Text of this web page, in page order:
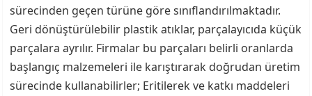
sürecinden geçen türüne göre sınıflandırılmaktadır.
Geri dönüştürülebilir plastik atıklar, parçalayıcıda küçük
parçalara ayrılır. Firmalar bu parçaları belirli oranlarda
başlangıç ​​malzemeleri ile karıştırarak doğrudan üretim
sürecinde kullanabilirler; Eritilerek ve katkı maddeleri